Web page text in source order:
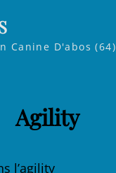
Canine D'abos (64)
Agility
l’agility